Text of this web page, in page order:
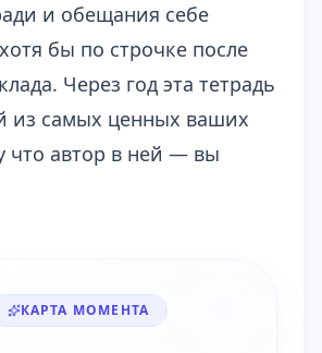
и обещания себе
бы по строчке после
Через год эта тетрадь
из самых ценных ваших
что автор в ней — вы
КАРТА МОМЕНТА